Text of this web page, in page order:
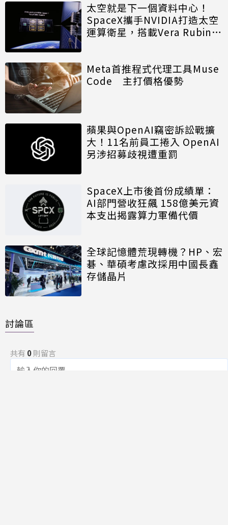
太空就是下一個資料中心！
SpaceX攜手NVIDIA打造太空
運算衛星，搭載Vera Rubin運
Meta首推程式代理工具Muse
Code 主打價格優勢
蘋果與OpenAI竊密訴訟戰擴
大！11名前員工捲入 OpenAI
另涉招募歧視遭重罰
SpaceX上市後首份成績單：
AI部門營收狂飆 158億美元資
本支出揭露算力軍備代價
全球記憶體荒現轉機？HP、宏
碁、華碩考慮改採用中國長鑫
存儲晶片
討論區
共有 0則留言